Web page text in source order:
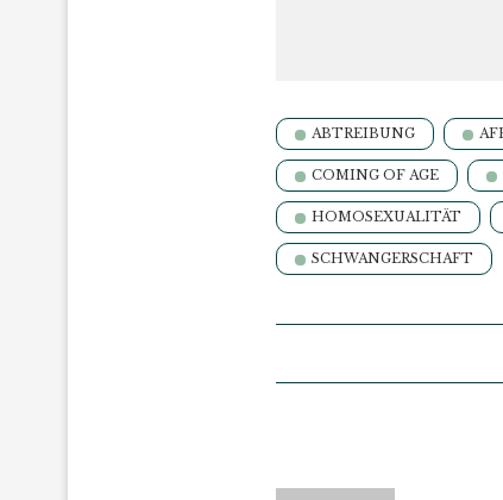
ABTREIBUNG
COMING OF AGE
HOMOSEXUALITÄT
SCHWANGERSCHAFT